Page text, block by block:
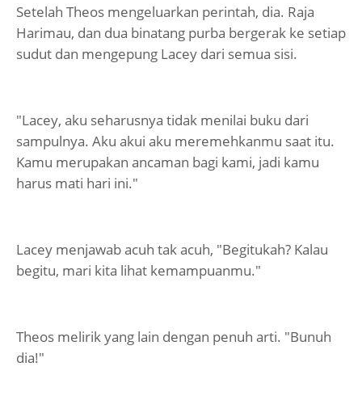
Setelah Theos mengeluarkan perintah, dia. Raja
Harimau, dan dua binatang purba bergerak ke setiap
sudut dan mengepung Lacey dari semua sisi.
"Lacey, aku seharusnya tidak menilai buku dari
sampulnya. Aku akui aku meremehkanmu saat itu.
Kamu merupakan ancaman bagi kami, jadi kamu
harus mati hari ini."
Lacey menjawab acuh tak acuh, "Begitukah? Kalau
begitu, mari kita lihat kemampuanmu."
Theos melirik yang lain dengan penuh arti. "Bunuh
dia!"